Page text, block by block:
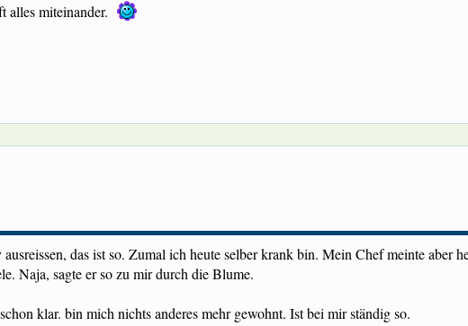
alles miteinander.
das ist so. Zumal ich heute selber krank bin. Mein Chef meinte aber
Naja, sagte er so zu mir durch die Blume.
klar. bin mich nichts anderes mehr gewohnt. Ist bei mir ständig so.